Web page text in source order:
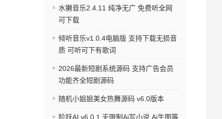
水獭音乐2.4.11 纯净无广 免费听全网
可下载
倾听音乐v1.0.4电脑版 支持下载无损音
质 可听可下有歌词
2026最新短剧系统源码 支持广告会员
功能齐全短剧源码
随机小姐姐美女热舞源码 v6.0版本
阶跃AI v6.0.1 无限制Ai写小说 Ai生图等